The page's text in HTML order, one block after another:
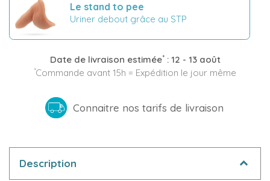
Le stand to pee
Uriner debout grâce au STP
Date de livraison estimée*: 12 - 13 août
*Commande avant 15h = Expédition le jour même
Connaitre nos tarifs de livraison
Description